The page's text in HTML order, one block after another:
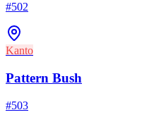
#502
Kanto
Pattern Bush
#503